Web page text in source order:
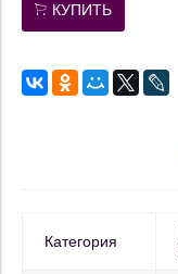
КУПИТЬ
Категория